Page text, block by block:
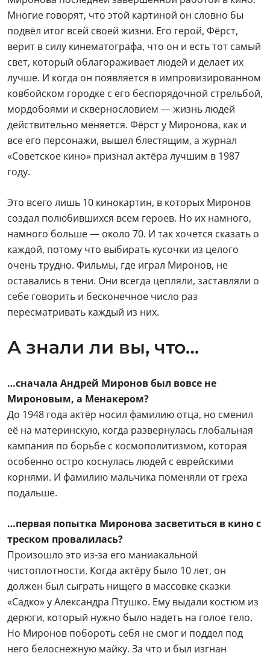
году.
Это всего лишь 10 кинокартин, в которых Миронов
создал полюбившихся всем героев. Но их намного,
намного больше — около 70. И так хочется сказать о
каждой, потому что выбирать кусочки из целого
очень трудно. Фильмы, где играл Миронов, не
оставались в тени. Они всегда цепляли, заставляли о
себе говорить и бесконечное число раз
пересматривать каждый из них.
А знали ли вы, что…
…сначала Андрей Миронов был вовсе не
Мироновым, а Менакером?
До 1948 года актёр носил фамилию отца, но сменил
её на материнскую, когда развернулась глобальная
кампания по борьбе с космополитизмом, которая
особенно остро коснулась людей с еврейскими
корнями. И фамилию мальчика поменяли от греха
…первая попытка Миронова засветиться в кино с
Произошло это из-за его маниакальной
чистоплотности. Когда актёру было 10 лет, он
должен был сыграть нищего в массовке сказки
«Садко» у Александра Птушко. Ему выдали костюм из
дерюги, который нужно было надеть на голое тело.
Но Миронов побороть себя не смог и поддел под
него белоснежную майку. За что и был изгнан
из массовки рассвирепевшим Птушко.
…Миронов закончил «Щуку».
При этом его родители даже не подозревали об
этом, потому что пророчили ему будущее
переводчика – актёр в совершенстве знал
английский язык и не говорил про то, что хочет
пойти по их стопам. Но после окончания он подал
документы в Щукинское училище, пока родители
были на гастролях, так что для них это стало полной
неожиданностью.